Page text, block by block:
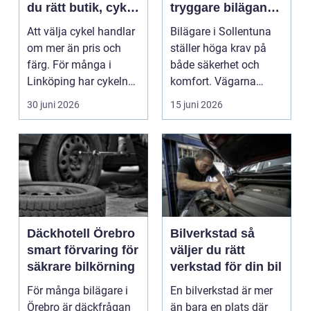
du rätt butik, cykel
och service
Att välja cykel handlar
om mer än pris och
färg. För många i
Linköping har cykeln
blivit en viktig d...
30 juni 2026
tryggare bilägande
året runt
Bilägare i Sollentuna
ställer höga krav på
både säkerhet och
komfort. Vägarna
växlar mellan
motorväg...
15 juni 2026
Däckhotell Örebro
smart förvaring för
säkrare bilkörning
För många bilägare i
Örebro är däckfrågan
Bilverkstad så
väljer du rätt
verkstad för din bil
En bilverkstad är mer
än bara en plats där